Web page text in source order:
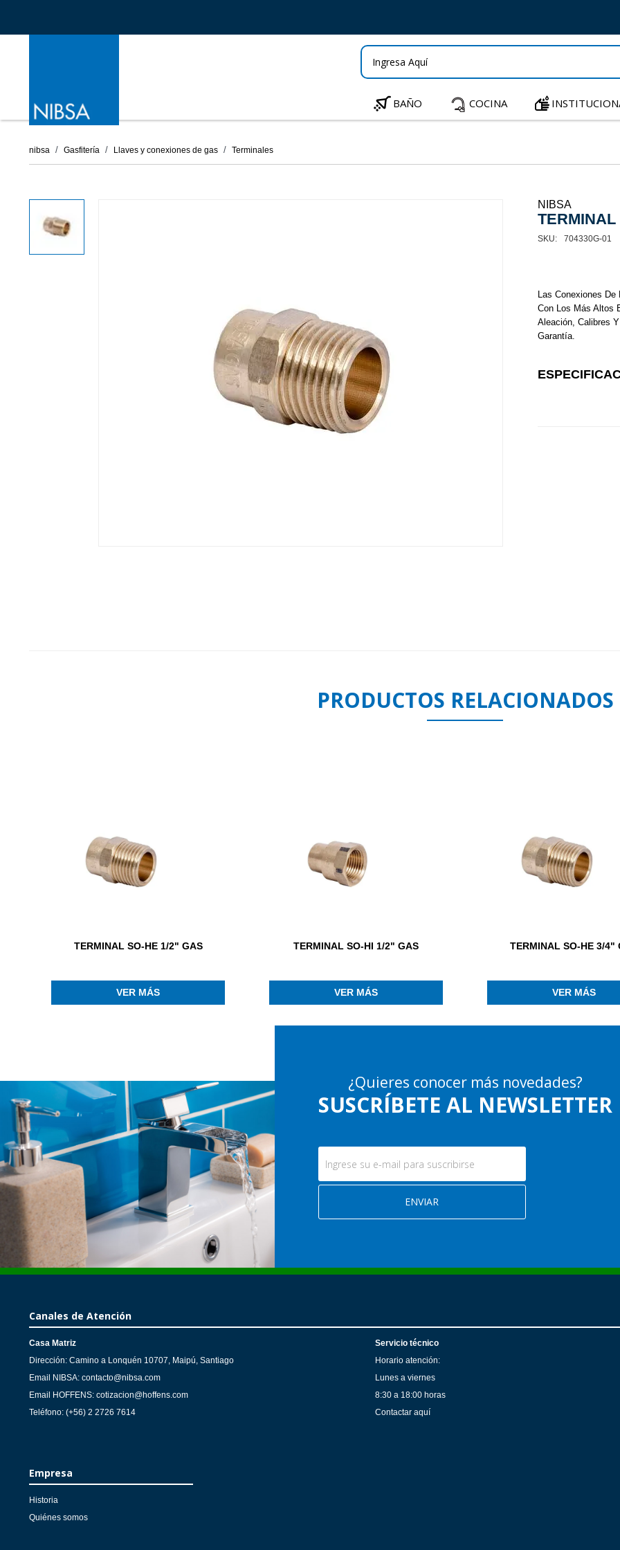
BAÑO COCINA
nibsa Gasfitería Llaves y conexiones de gas Terminales
NIBSA
TERMINAL
704330G-01
Las Conexiones
Con Los Más Altos
Aleación, Calibres
Garantía.
PRODUCTOS RELACIONADOS
TERMINAL SO-HE 1/2" GAS
VER MÁS
TERMINAL SO-HI 1/2" GAS
VER MÁS
TERMINAL SO-HE 3/4"
VER MÁS
¿Quieres conocer más novedades?
SUSCRÍBETE AL NEWSLETTER
Canales de Atención
Casa Matriz
Dirección: Camino a Lonquén 10707, Maipú, Santiago
Email NIBSA: contacto@nibsa.com
Email HOFFENS: cotizacion@hoffens.com
Teléfono: (+56) 2 2726 7614
Servicio técnico
Horario atención:
Lunes a viernes
8:30 a 18:00 horas
Contactar aquí
Empresa
Historia
Quiénes somos